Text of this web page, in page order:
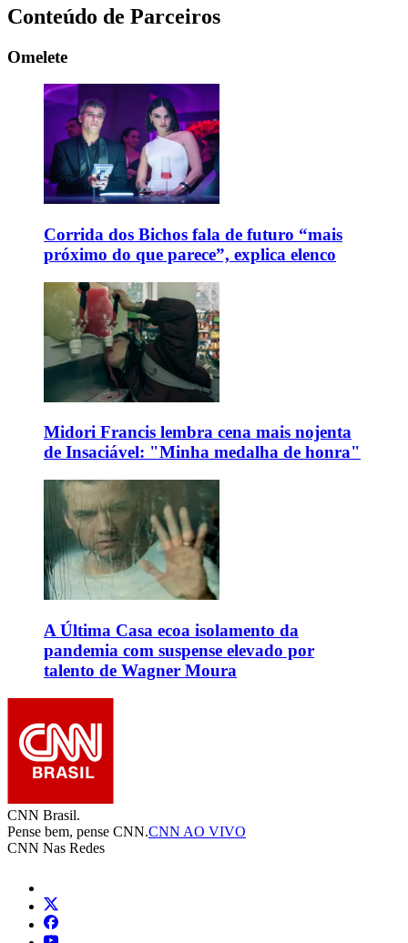
Conteúdo de Parceiros
Omelete
Corrida dos Bichos fala de futuro “mais
próximo do que parece”, explica elenco
Midori Francis lembra cena mais nojenta
de Insaciável: "Minha medalha de honra"
A Última Casa ecoa isolamento da
pandemia com suspense elevado por
talento de Wagner Moura
CNN Brasil.
Pense bem, pense CNN.CNN AO VIVO
CNN Nas Redes